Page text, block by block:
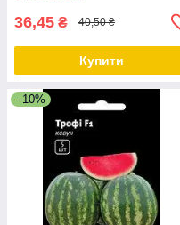
36,45 ₴ 40,50 ₴
Купити
–10%